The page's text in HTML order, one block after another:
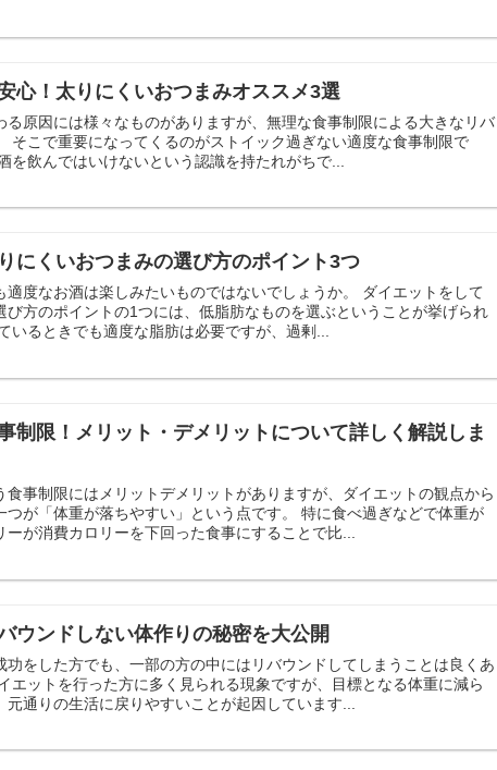
心！太りにくいおつまみオススメ3選
る原因には様々なものがありますが、無理な食事制限による大きなリバ
お酒を飲んではいけないという認識を持たれがちで...
にくいおつまみの選び方のポイント3つ
お酒は楽しみたいものではないでしょうか。 ダイエットをして
び方のポイントの1つには、低脂肪なものを選ぶということが挙げられ
しているときでも適度な脂肪は必要ですが、過剰...
制限！メリット・デメリットについて詳しく解説しま
食事制限にはメリットデメリットがありますが、ダイエットの観点から
が落ちやすい」という点です。 特に食べ過ぎなどで体重が
が消費カロリーを下回った食事にすることで比...
ウンドしない体作りの秘密を大公開
功をした方でも、一部の方の中にはリバウンドしてしまうことは良くあ
通りの生活に戻りやすいことが起因しています...